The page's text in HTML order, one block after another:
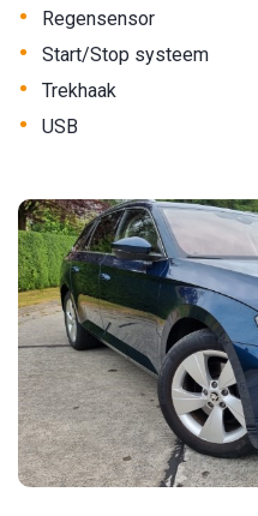
• Regensensor
• Start/Stop systeem
• Trekhaak
• USB